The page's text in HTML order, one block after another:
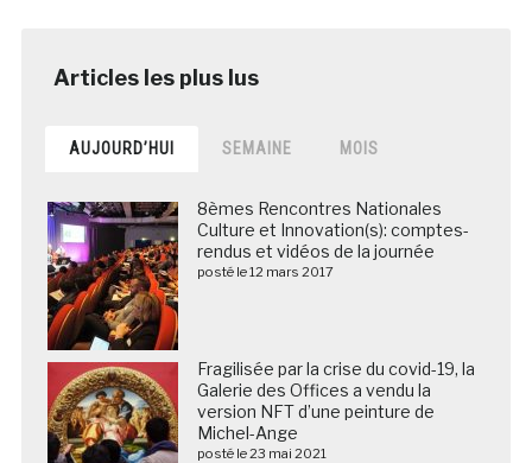
AUJOURD’HUI SEMAINE MOIS
8èmes Rencontres Nationales
Culture et Innovation(s): comptes-
rendus et vidéos de la journée
posté le 12 mars 2017
Fragilisée par la crise du covid-19, la
Galerie des Offices a vendu la
version NFT d’une peinture de
Michel-Ange
posté le 23 mai 2021